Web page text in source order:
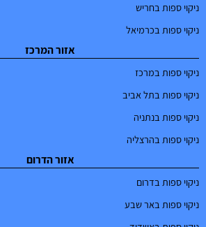
ניקוי ספות בחריש
ניקוי ספות בכרמיאל
אזור המרכז
ניקוי ספות במרכז
ניקוי ספות בתל אביב
ניקוי ספות בנתניה
ניקוי ספות בהרצליה
אזור הדרום
ניקוי ספות בדרום
ניקוי ספות באר שבע